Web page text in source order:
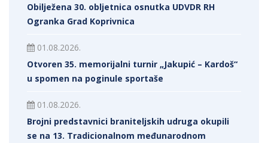
Obilježena 30. obljetnica osnutka UDVDR RH
Ogranka Grad Koprivnica
01.08.2026.
Otvoren 35. memorijalni turnir „Jakupić – Kardoš“
u spomen na poginule sportaše
01.08.2026.
Brojni predstavnici braniteljskih udruga okupili
se na 13. Tradicionalnom međunarodnom